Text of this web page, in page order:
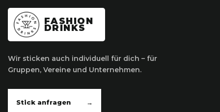
FASHION
DRINKS
Wir sticken auch individuell für dich – für
Gruppen, Vereine und Unternehmen.
Stick anfragen →